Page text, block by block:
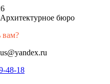
бюро
вам?
48-18